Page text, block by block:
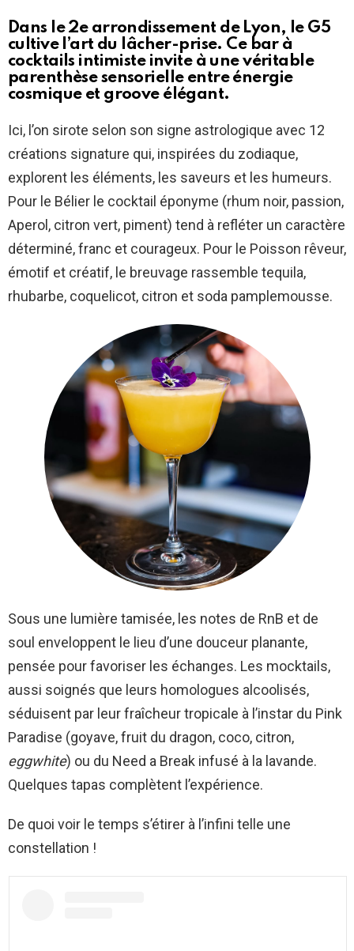
Dans le 2e arrondissement de Lyon, le G5
cultive l’art du lâcher-prise. Ce bar à
cocktails intimiste invite à une véritable
parenthèse sensorielle entre énergie
cosmique et groove élégant.
Ici, l’on sirote selon son signe astrologique avec 12
créations signature qui, inspirées du zodiaque,
explorent les éléments, les saveurs et les humeurs.
Pour le Bélier le cocktail éponyme (rhum noir, passion,
Aperol, citron vert, piment) tend à refléter un caractère
déterminé, franc et courageux. Pour le Poisson rêveur,
émotif et créatif, le breuvage rassemble tequila,
rhubarbe, coquelicot, citron et soda pamplemousse.
Sous une lumière tamisée, les notes de RnB et de
soul enveloppent le lieu d’une douceur planante,
pensée pour favoriser les échanges. Les mocktails,
aussi soignés que leurs homologues alcoolisés,
séduisent par leur fraîcheur tropicale à l’instar du Pink
Paradise (goyave, fruit du dragon, coco, citron,
eggwhite) ou du Need a Break infusé à la lavande.
Quelques tapas complètent l’expérience.
De quoi voir le temps s’étirer à l’infini telle une
constellation !